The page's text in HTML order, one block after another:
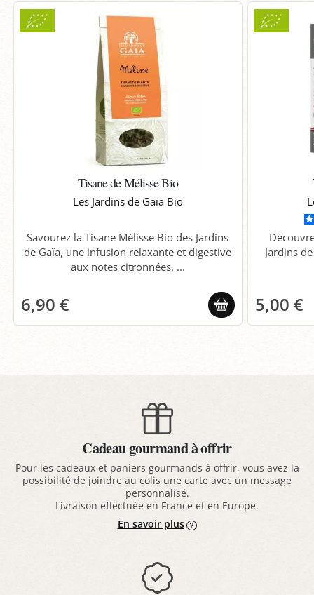
Tisane de Mélisse Bio
Les Jardins de Gaïa Bio
Savourez la Tisane Mélisse Bio des Jardins
de Gaïa, une infusion relaxante et digestive
aux notes citronnées. ...
6,90 €
Jardins
5,00 €
Cadeau gourmand à offrir
Pour les cadeaux et paniers gourmands à offrir, vous avez la
possibilité de joindre au colis une carte avec un message
personnalisé.
Livraison effectuée en France et en Europe.
En savoir plus